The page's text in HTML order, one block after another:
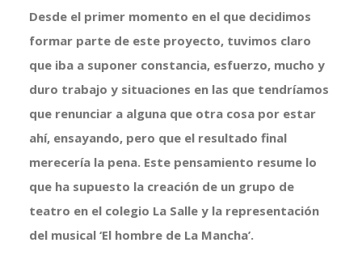
Desde el primer momento en el que decidimos
formar parte de este proyecto, tuvimos claro
que iba a suponer constancia, esfuerzo, mucho y
duro trabajo y situaciones en las que tendríamos
que renunciar a alguna que otra cosa por estar
ahí, ensayando, pero que el resultado final
merecería la pena. Este pensamiento resume lo
que ha supuesto la creación de un grupo de
teatro en el colegio La Salle y la representación
del musical ‘El hombre de La Mancha’.